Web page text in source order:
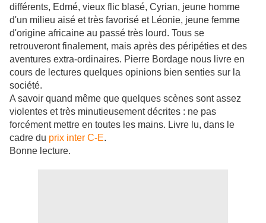
différents, Edmé, vieux flic blasé, Cyrian, jeune homme
d'un milieu aisé et très favorisé et Léonie, jeune femme
d'origine africaine au passé très lourd. Tous se
retrouveront finalement, mais après des péripéties et des
aventures extra-ordinaires. Pierre Bordage nous livre en
cours de lectures quelques opinions bien senties sur la
société.
A savoir quand même que quelques scènes sont assez
violentes et très minutieusement décrites : ne pas
forcément mettre en toutes les mains. Livre lu, dans le
cadre du prix inter C-E.
Bonne lecture.